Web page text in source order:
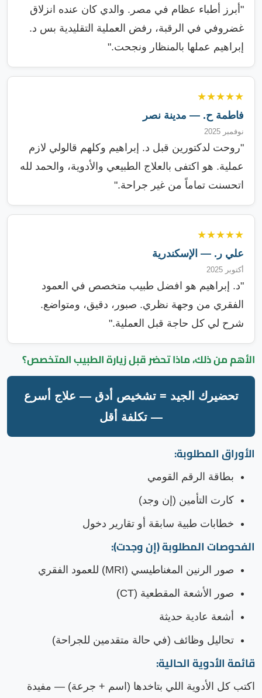
"أبرز أطباء عظام في مصر. والدي كان عنده انزلاق
غضروفي في الرقبة، رفض العملية التقليدية بس د.
إبراهيم عملها بالمنظار ونجحت."
★★★★★
فاطمة ح. — مدينة نصر
نوفمبر 2025
"روحت لدكتورين قبل د. إبراهيم وكلهم قالولي لازم
عملية. هو اكتفى بالعلاج الطبيعي والأدوية، والحمد لله
اتحسنت تماماً من غير جراحة."
★★★★★
علي ر. — الإسكندرية
أكتوبر 2025
"د. إبراهيم هو افضل طبيب متخصص في العمود
الفقري من وجهة نظري. صبور، دقيق، ومتواضع.
شرح لي كل حاجة قبل العملية."
الأهم من ذلك، ماذا تحضر قبل زيارةالطبيب المتخصص؟
تحضيرك الجيد = تشخيص أدق — علاج أسرع
— تكلفة أقل
الأوراق المطلوبة:
بطاقة الرقم القومي
كارت التأمين (إن وجد)
خطابات طبية سابقة أو تقارير دخول
الفحوصات المطلوبة (إن وجدت):
صور الرنين المغناطيسي (MRI) للعمود الفقري
صور الأشعة المقطعية (CT)
أشعة عادية حديثة
تحاليل وظائف (في حالة متقدمين للجراحة)
قائمة الأدوية الحالية:
اكتب كل الأدوية اللي بتاخدها (اسم + جرعة) — مفيدة